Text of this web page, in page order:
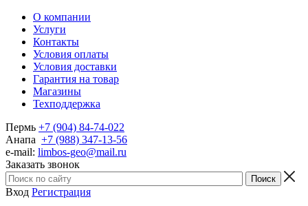
О компании
Услуги
Контакты
Условия оплаты
Условия доставки
Гарантия на товар
Магазины
Техподдержка
Пермь +7 (904) 84-74-022
Анапа +7 (988) 347-13-56
e-mail: limbos-geo@mail.ru
Заказать звонок
Вход Регистрация